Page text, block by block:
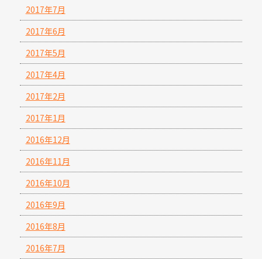
2017年7月
2017年6月
2017年5月
2017年4月
2017年2月
2017年1月
2016年12月
2016年11月
2016年10月
2016年9月
2016年8月
2016年7月